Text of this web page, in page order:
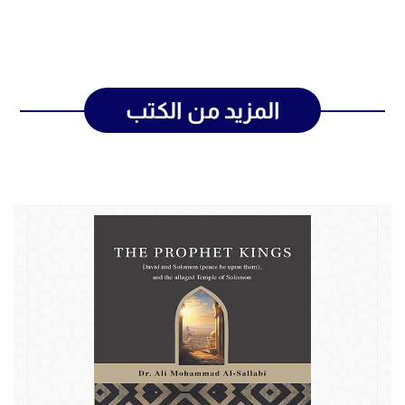
المزيد من الكتب